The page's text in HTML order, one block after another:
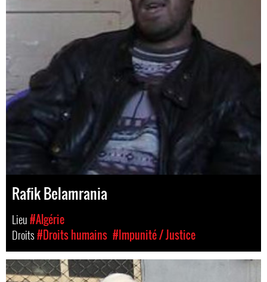
Rafik Belamrania
Lieu#Algérie
Droits#Droits humains #Impunité / Justice